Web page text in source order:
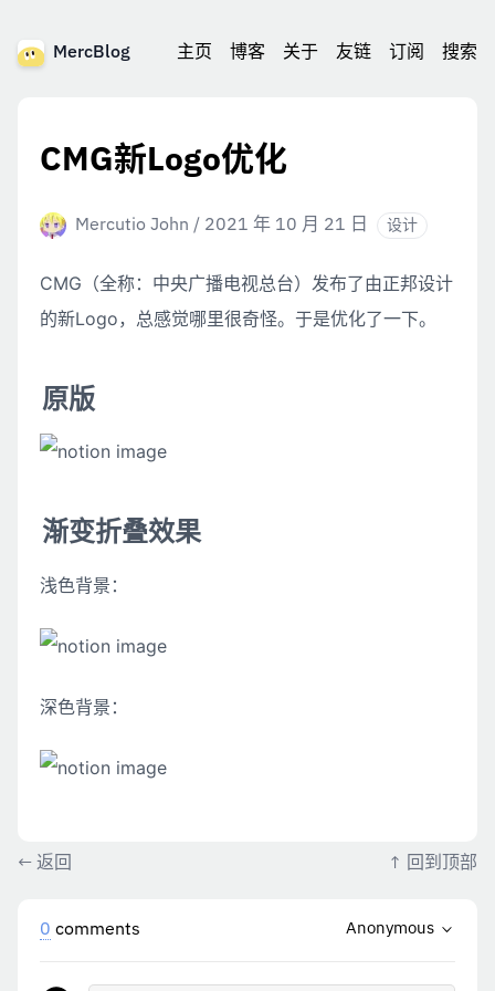
MercBlog 主页 博客 关于 友链 订阅 搜索
CMG新Logo优化
Mercutio John / 2021 年 10 月 21 日 设计
CMG（全称：中央广播电视总台）发布了由正邦设计
的新Logo，总感觉哪里很奇怪。于是优化了一下。
原版
渐变折叠效果
浅色背景：
深色背景：
← 返回 ↑ 回到顶部
0 comments Anonymous